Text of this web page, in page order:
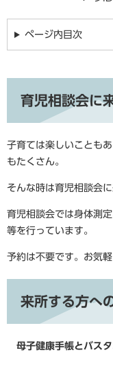
ページ内目次
育児相談会に
子育ては楽しいことも
もたくさん。
そんな時は育児相談会
育児相談会では身体測
等を行っています。
予約は不要です。お気
来所する方へ
母子健康手帳とバス